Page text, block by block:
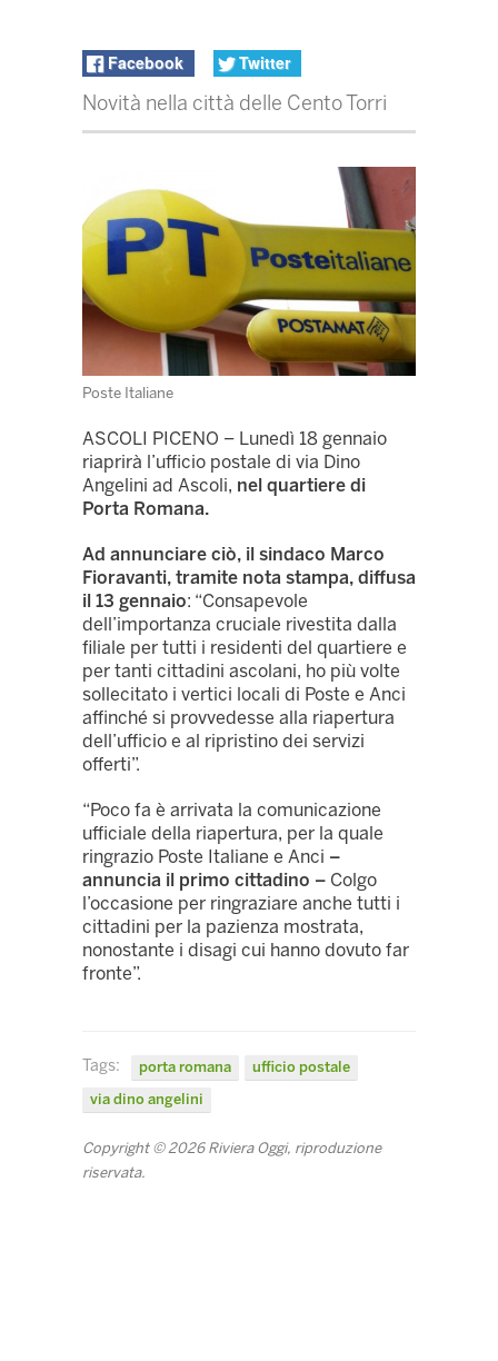
Facebook Twitter
Novità nella città delle Cento Torri
Poste Italiane
ASCOLI PICENO – Lunedì 18 gennaio
riaprirà l’ufficio postale di via Dino
Angelini ad Ascoli, nel quartiere di
Porta Romana.
Ad annunciare ciò, il sindaco Marco
Fioravanti, tramite nota stampa, diffusa
il 13 gennaio: “Consapevole
dell’importanza cruciale rivestita dalla
filiale per tutti i residenti del quartiere e
per tanti cittadini ascolani, ho più volte
sollecitato i vertici locali di Poste e Anci
affinché si provvedesse alla riapertura
dell’ufficio e al ripristino dei servizi
offerti”.
“Poco fa è arrivata la comunicazione
ufficiale della riapertura, per la quale
ringrazio Poste Italiane e Anci –
annuncia il primo cittadino – Colgo
l’occasione per ringraziare anche tutti i
cittadini per la pazienza mostrata,
nonostante i disagi cui hanno dovuto far
fronte”.
Tags: porta romana
ufficio postale
via dino angelini
Copyright © 2026 Riviera Oggi, riproduzione
riservata.